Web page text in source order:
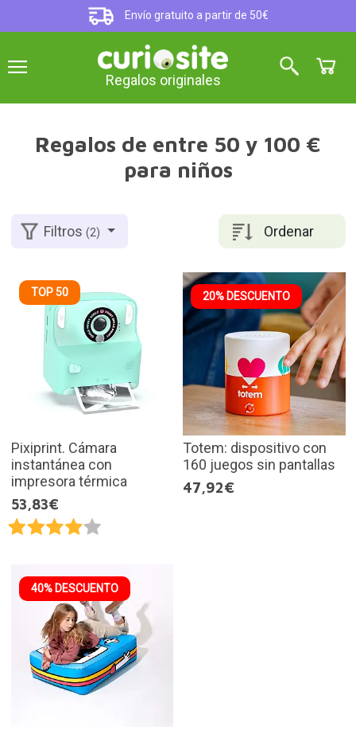
Envío gratuito a partir de 50€
Regalos originales
Regalos de entre 50 y 100 €
para niños
Ordenar
Filtros(2)
TOP 50
Pixiprint. Cámara
instantánea con
impresora térmica
53,83€
20% DESCUENTO
Totem: dispositivo con
160 juegos sin pantallas
47,92€
40% DESCUENTO